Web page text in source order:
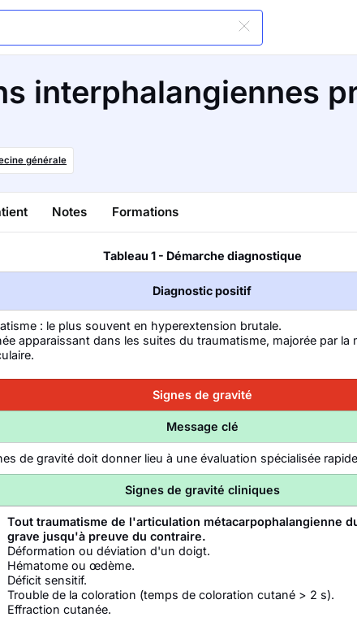
interphalangiennes
générale
Notes Formations
Tableau 1 - Démarche diagnostique
Diagnostic positif
: le plus souvent en hyperextension brutale.
apparaissant dans les suites du traumatisme, majorée par la
Signes de gravité
Message clé
de gravité doit donner lieu à une évaluation spécialisée
Signes de gravité cliniques
Tout traumatisme de l'articulation métacarpophalangienne
grave jusqu'à preuve du contraire.
Déformation ou déviation d'un doigt.
Hématome ou œdème.
Déficit sensitif.
Trouble de la coloration (temps de coloration cutané > 2 s).
Effraction cutanée.